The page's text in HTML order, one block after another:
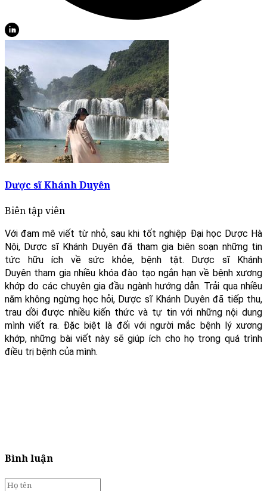
Dược sĩ Khánh Duyên
Biên tập viên
Với đam mê viết từ nhỏ, sau khi tốt nghiệp Đại học Dược Hà
Nội, Dược sĩ Khánh Duyên đã tham gia biên soạn những tin
tức hữu ích về sức khỏe, bệnh tật. Dược sĩ Khánh
Duyên tham gia nhiều khóa đào tạo ngắn hạn về bệnh xương
khớp do các chuyên gia đầu ngành hướng dẫn. Trải qua nhiều
năm không ngừng học hỏi, Dược sĩ Khánh Duyên đã tiếp thu,
trau dồi được nhiều kiến thức và tự tin với những nội dung
mình viết ra. Đặc biệt là đối với người mắc bệnh lý xương
khớp, những bài viết này sẽ giúp ích cho họ trong quá trình
điều trị bệnh của mình.
Bình luận